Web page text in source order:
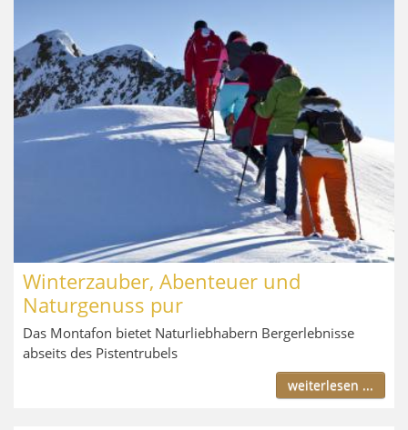
Winterzauber, Abenteuer und
Naturgenuss pur
Das Montafon bietet Naturliebhabern Bergerlebnisse
abseits des Pistentrubels
weiterlesen ...